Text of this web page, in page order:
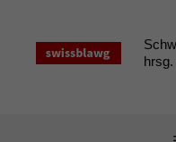
springen